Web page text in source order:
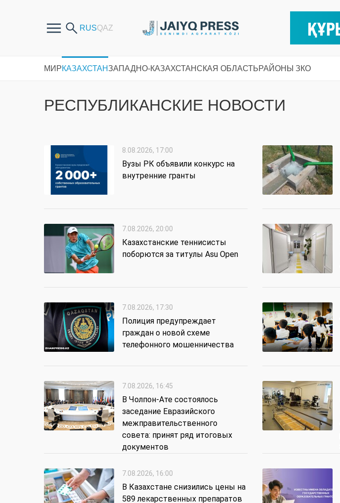
МИРКАЗАХСТАНЗАПАДНО-КАЗАХСТАНСКАЯ ОБЛАСТЬРАЙОНЫ ЗКО
РЕСПУБЛИКАНСКИЕ НОВОСТИ
8.08.2026, 17:00
Вузы РК объявили конкурс на
внутренние гранты
7.08.2026, 20:00
Казахстанские теннисисты
поборются за титулы Asu Open
7.08.2026, 17:30
Полиция предупреждает
граждан о новой схеме
телефонного мошенничества
7.08.2026, 16:45
В Чолпон-Ате состоялось
заседание Евразийского
межправительственного
совета: принят ряд итоговых
документов
7.08.2026, 16:00
В Казахстане снизились цены на
589 лекарственных препаратов